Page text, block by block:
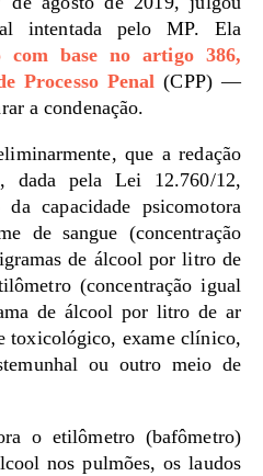
intentada pelo MP. Ela
com base no artigo 386,
Processo Penal (CPP) —
a condenação.
que a redação
pela Lei 12.760/12,
capacidade psicomotora
de sangue (concentração
de álcool por litro de
(concentração igual
de álcool por litro de ar
toxicológico, exame clínico,
ou outro meio de
o etilômetro (bafômetro)
nos pulmões, os laudos